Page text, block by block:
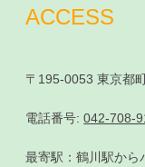
ACCESS
〒195-0053 東京都
電話番号:042-708-
最寄駅：鶴川駅から